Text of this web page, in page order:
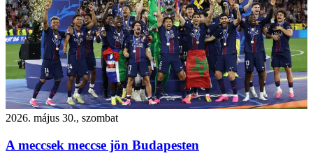
2026. május 30., szombat
A meccsek meccse jön Budapesten